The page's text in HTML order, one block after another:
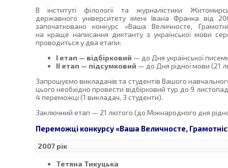
В інституті філології та журналістики
державного університету імені Івана Франка від
започатковано конкурс «Ваша Величносте,
на краще написання диктанту з української мови
проводиться у два етапи:
І етап — відбірковий — до Дня української
ІІ етап — підсумковий — до Дня рідної мови (21
Запрошуємо викладачів та студентів Вашого
цього необхідно провести відбірковий тур до 9
4 переможці (1 викладач, 3 студенти).
Заключний етап — 21 лютого (до Міжнародного дня
Переможці конкурсу «Ваша Величносте,
2007 рік
Тетяна Тикуцька